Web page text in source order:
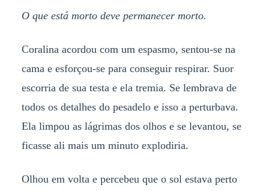
O que está morto deve permanecer morto.
Coralina acordou com um espasmo, sentou-se na
cama e esforçou-se para conseguir respirar. Suor
escorria de sua testa e ela tremia. Se lembrava de
todos os detalhes do pesadelo e isso a perturbava.
Ela limpou as lágrimas dos olhos e se levantou, se
ficasse ali mais um minuto explodiria.
Olhou em volta e percebeu que o sol estava perto